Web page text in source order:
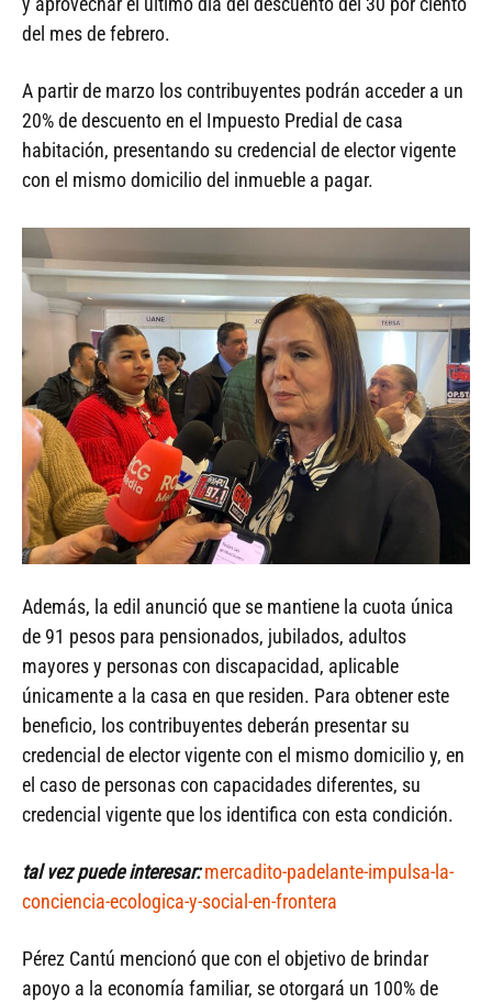
del mes de febrero.
A partir de marzo los contribuyentes podrán acceder a un
20% de descuento en el Impuesto Predial de casa
habitación, presentando su credencial de elector vigente
con el mismo domicilio del inmueble a pagar.
Además, la edil anunció que se mantiene la cuota única
de 91 pesos para pensionados, jubilados, adultos
mayores y personas con discapacidad, aplicable
únicamente a la casa en que residen. Para obtener este
beneficio, los contribuyentes deberán presentar su
credencial de elector vigente con el mismo domicilio y, en
el caso de personas con capacidades diferentes, su
credencial vigente que los identifica con esta condición.
tal vez puede interesar: mercadito-padelante-impulsa-la-
conciencia-ecologica-y-social-en-frontera
Pérez Cantú mencionó que con el objetivo de brindar
apoyo a la economía familiar, se otorgará un 100% de